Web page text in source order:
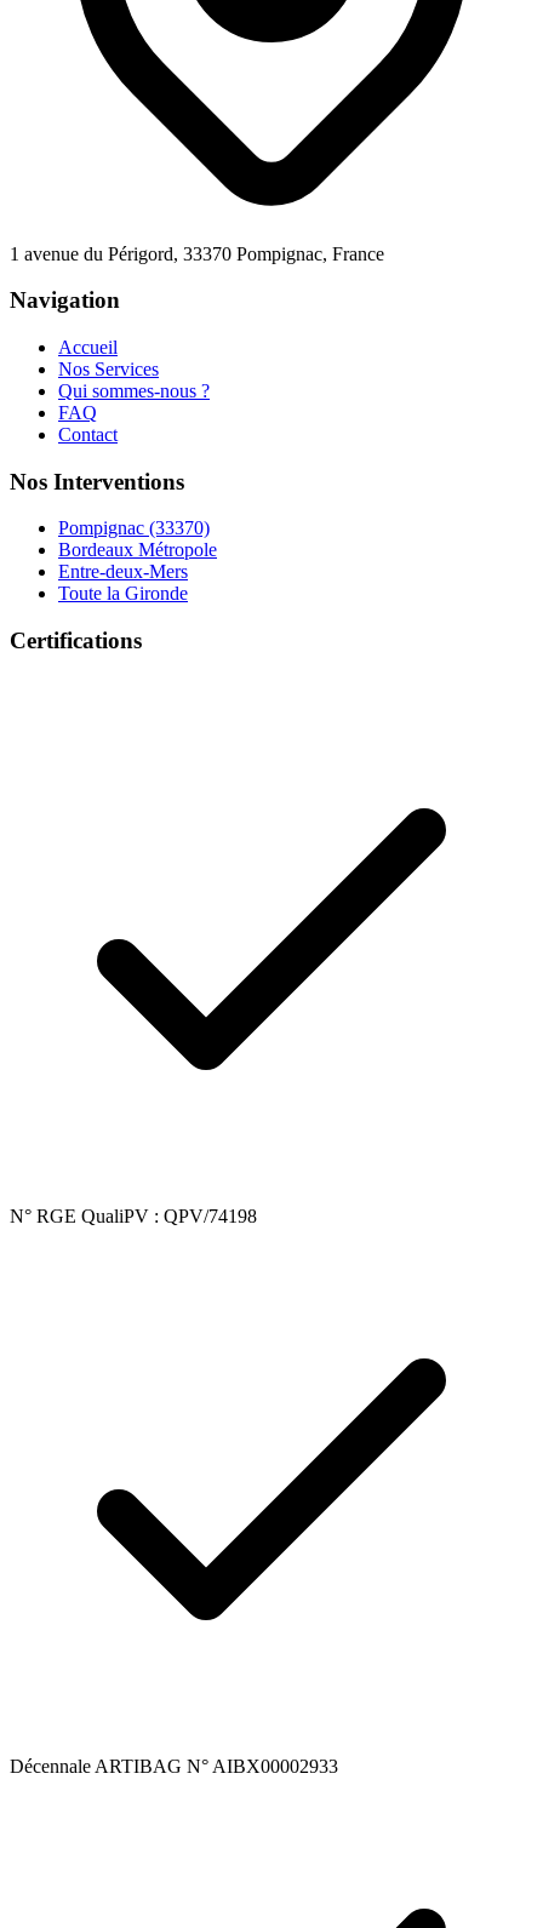
1 avenue du Périgord, 33370 Pompignac, France
Navigation
Accueil
Nos Services
Qui sommes-nous ?
FAQ
Contact
Nos Interventions
Pompignac (33370)
Bordeaux Métropole
Entre-deux-Mers
Toute la Gironde
Certifications
N° RGE QualiPV : QPV/74198
Décennale ARTIBAG N° AIBX00002933